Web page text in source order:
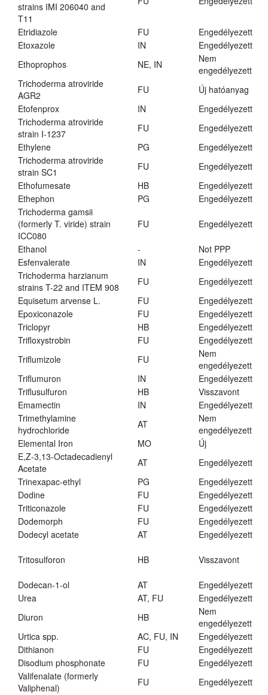
strains IMI 206040 and
T11
Etridiazole FU
Engedélyezett
Etoxazole
IN
Engedélyezett
Ethoprophos
NE, IN
Nem
engedélyezett
Trichoderma atroviride
AGR2
FU
Új hatóanyag
Etofenprox
IN
Engedélyezett
Trichoderma atroviride
strain I-1237
FU
Engedélyezett
Ethylene
PG
Engedélyezett
Trichoderma atroviride
strain SC1
FU
Engedélyezett
Ethofumesate
HB
Engedélyezett
Ethephon
PG
Engedélyezett
Trichoderma gamsii
(formerly T. viride) strain
ICC080
FU Engedélyezett
Ethanol -
Not PPP
Esfenvalerate
IN
Engedélyezett
Trichoderma harzianum
strains T-22 and ITEM 908
FU
Engedélyezett
Equisetum arvense L.
FU
Engedélyezett
Epoxiconazole
FU
Engedélyezett
Triclopyr
HB
Engedélyezett
Trifloxystrobin
FU
Engedélyezett
Triflumizole
FU
Nem
engedélyezett
Triflumuron
IN
Engedélyezett
Triflusulfuron
HB
Visszavont
Emamectin
IN
Engedélyezett
Trimethylamine
hydrochloride
AT
Nem
engedélyezett
Elemental Iron
MO
Új
E,Z-3,13-Octadecadienyl
Acetate
AT
Engedélyezett
Trinexapac-ethyl
PG
Engedélyezett
Dodine
FU
Engedélyezett
Triticonazole
FU
Engedélyezett
Dodemorph
FU
Engedélyezett
Dodecyl acetate
AT Engedélyezett
Tritosulforon HB Visszavont
Dodecan-1-ol AT
Engedélyezett
Urea
AT, FU
Engedélyezett
Diuron
HB
Nem
engedélyezett
Urtica spp.
AC, FU, IN
Engedélyezett
Dithianon
FU
Engedélyezett
Disodium phosphonate
FU
Engedélyezett
Valifenalate (formerly
Valiphenal)
FU Engedélyezett